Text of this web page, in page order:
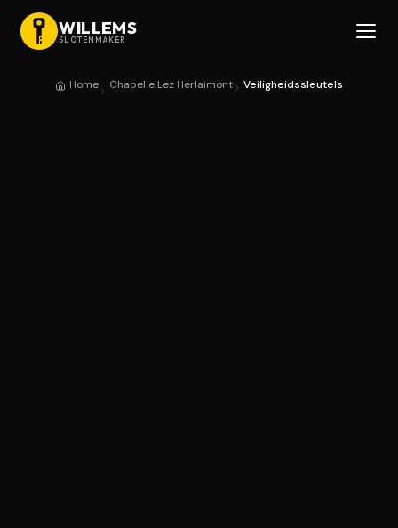
WILLEMS
SLOTENMAKER
Home Chapelle Lez Herlaimont Veiligheidssleutels